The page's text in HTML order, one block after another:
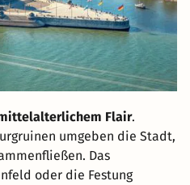
Flair.
umgeben die Stadt,
Das
oder die Festung